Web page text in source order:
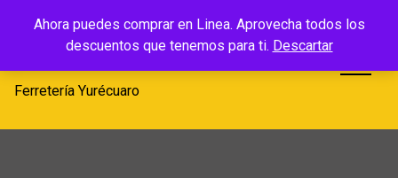
Ahora puedes comprar en Linea. Aprovecha todos los
descuentos que tenemos para ti. Descartar
Ferretería
Yurécuaro
Ferretería Yurécuaro